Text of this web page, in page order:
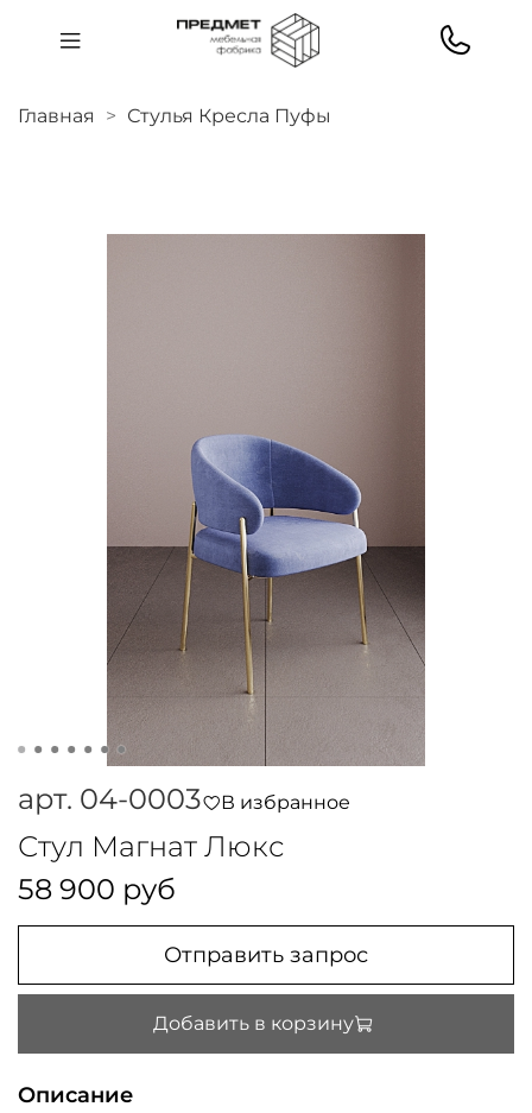
Главная Стулья Кресла Пуфы
арт. 04-0003 В избранное
Стул Магнат Люкс
58 900 руб
Отправить запрос
Добавить в корзину
Описание